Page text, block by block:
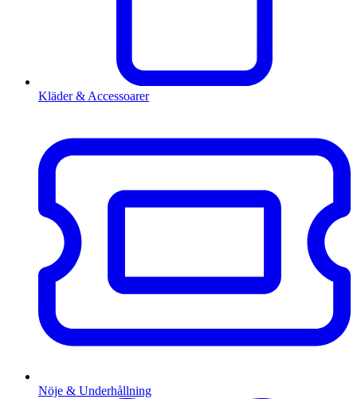
Kläder & Accessoarer
Nöje & Underhållning